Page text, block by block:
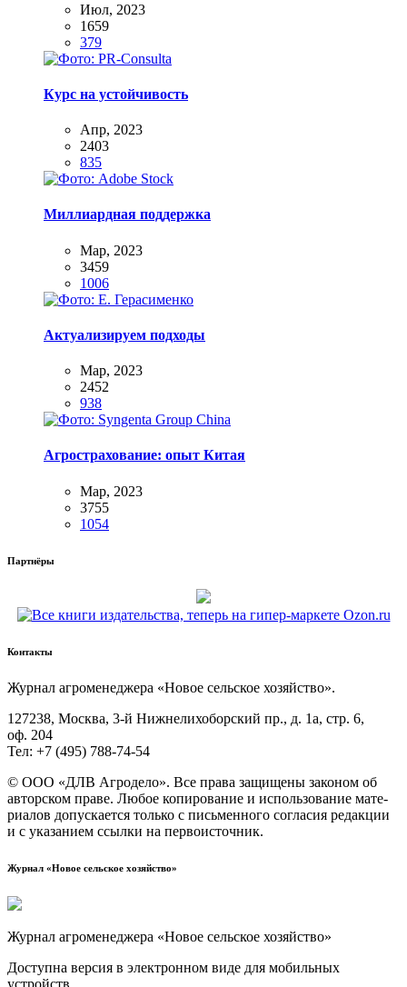
Июл, 2023
1659
379
Курс на устойчивость
Апр, 2023
2403
835
Миллиардная поддержка
Мар, 2023
3459
1006
Актуализируем подходы
Мар, 2023
2452
938
Агрострахование: опыт Китая
Мар, 2023
3755
1054
Партнёры
Контакты
Жур­нал агро­ме­не­дже­ра «Новое сель­ское хозяйство».
127238, Москва, 3‑й Ниж­не­ли­хо­бор­ский пр., д. 1а, стр. 6,
оф. 204
Тел: +7 (495) 788‑74‑54
© ООО «ДЛВ Агро­де­ло». Все пра­ва защи­ще­ны зако­ном об
автор­ском пра­ве. Любое копи­ро­ва­ние и исполь­зо­ва­ние мате­
ри­а­лов допус­ка­ет­ся толь­ко с пись­мен­но­го согла­сия редак­ции
и с ука­за­ни­ем ссыл­ки на первоисточник.
Журнал «Новое сельское хозяйство»
Журнал агроменеджера «Новое сельское хозяйство»
Доступна версия в электронном виде для мобильных
устройств